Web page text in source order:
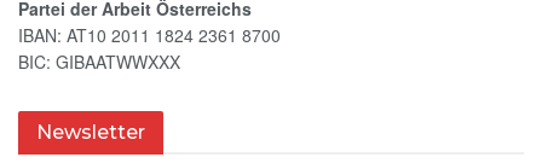
Partei der Arbeit Österreichs
IBAN: AT10 2011 1824 2361 8700
BIC: GIBAATWWXXX
Newsletter